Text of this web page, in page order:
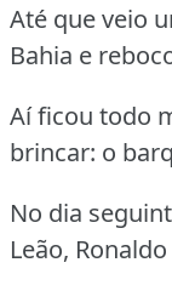
Até que veio
Bahia e
Aí ficou todo
brincar: o
No dia
Leão,